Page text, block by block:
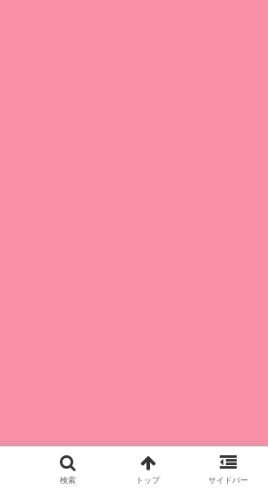
検索 トップ サイドバー